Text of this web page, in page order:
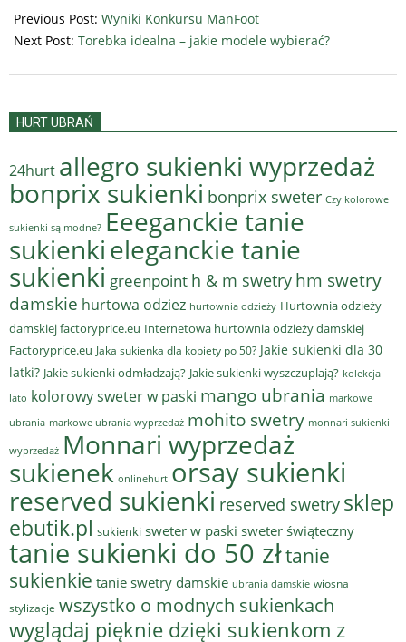
01-
16
Previous Post: Wyniki Konkursu ManFoot
Next Post: Torebka idealna – jakie modele wybierać?
HURT UBRAŃ
24hurt allegro sukienki wyprzedaż
bonprix sukienki bonprix sweter Czy kolorowe
sukienki są modne? Eeeganckie tanie
sukienkieleganckie tanie
sukienki greenpoint h & m swetry hm swetry
damskie hurtowa odziez hurtownia odzieży Hurtownia odzieży
damskiej factoryprice.eu Internetowa hurtownia odzieży damskiej
Factoryprice.eu Jaka sukienka dla kobiety po 50? Jakie sukienki dla 30
latki? Jakie sukienki odmładzają? Jakie sukienki wyszczuplają? kolekcja
lato kolorowy sweter w paski mango ubrania markowe
ubrania markowe ubrania wyprzedaż mohito swetry monnari sukienki
wyprzedaż Monnari wyprzedaż
sukienek onlinehurt orsay sukienki
reserved sukienki reserved swetry sklep
ebutik.pl sukienki sweter w paski sweter świąteczny
tanie sukienki do 50 złtanie
sukienkie tanie swetry damskie ubrania damskie wiosna
stylizacje wszystko o modnych sukienkach
wyglądaj pięknie dzięki sukienkom z